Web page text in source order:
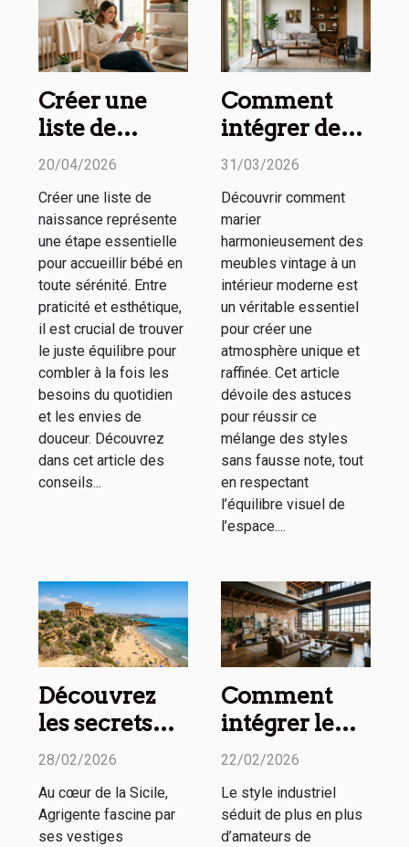
Créer une
liste de
naissance
esthétique :
nos conseils
20/04/2026
Créer une liste de
naissance représente
une étape essentielle
pour accueillir bébé en
toute sérénité. Entre
praticité et esthétique,
il est crucial de trouver
le juste équilibre pour
combler à la fois les
besoins du quotidien
et les envies de
douceur. Découvrez
dans cet article des
conseils...
Comment
intégrer des
meubles
un espace
moderne ?
31/03/2026
Découvrir comment
marier
harmonieusement des
meubles vintage à un
intérieur moderne est
un véritable essentiel
pour créer une
atmosphère unique et
raffinée. Cet article
dévoile des astuces
pour réussir ce
mélange des styles
sans fausse note, tout
en respectant
l’équilibre visuel de
l’espace....
Découvrez
les secrets
des temples
plages
d'Agrigente
28/02/2026
Au cœur de la Sicile,
Agrigente fascine par
ses vestiges
Comment
intégrer le
style
dans votre
intérieur ?
22/02/2026
Le style industriel
séduit de plus en plus
d’amateurs de